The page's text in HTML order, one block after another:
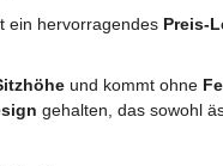
ein hervorragendes Preis-
und kommt ohne
gehalten, das sowohl